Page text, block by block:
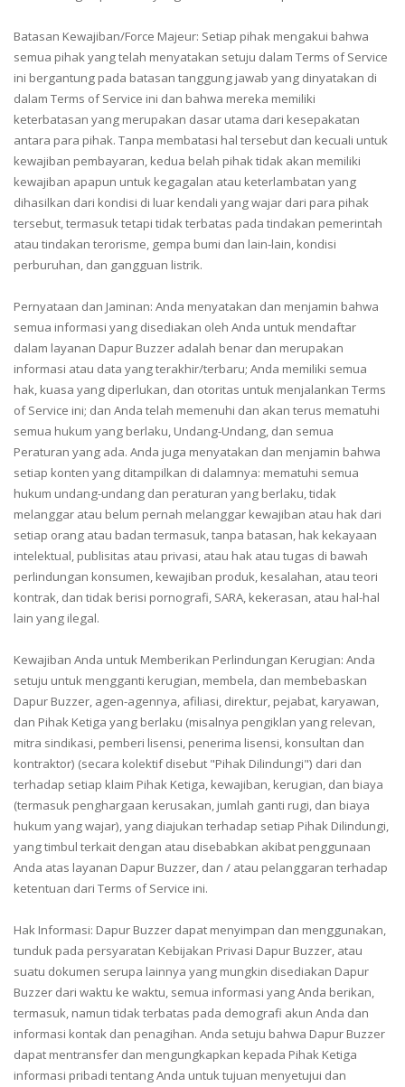
Batasan Kewajiban/Force Majeur: Setiap pihak mengakui bahwa
semua pihak yang telah menyatakan setuju dalam Terms of Service
ini bergantung pada batasan tanggung jawab yang dinyatakan di
dalam Terms of Service ini dan bahwa mereka memiliki
keterbatasan yang merupakan dasar utama dari kesepakatan
antara para pihak. Tanpa membatasi hal tersebut dan kecuali untuk
kewajiban pembayaran, kedua belah pihak tidak akan memiliki
kewajiban apapun untuk kegagalan atau keterlambatan yang
dihasilkan dari kondisi di luar kendali yang wajar dari para pihak
tersebut, termasuk tetapi tidak terbatas pada tindakan pemerintah
atau tindakan terorisme, gempa bumi dan lain-lain, kondisi
perburuhan, dan gangguan listrik.
Pernyataan dan Jaminan: Anda menyatakan dan menjamin bahwa
semua informasi yang disediakan oleh Anda untuk mendaftar
dalam layanan Dapur Buzzer adalah benar dan merupakan
informasi atau data yang terakhir/terbaru; Anda memiliki semua
hak, kuasa yang diperlukan, dan otoritas untuk menjalankan Terms
of Service ini; dan Anda telah memenuhi dan akan terus mematuhi
semua hukum yang berlaku, Undang-Undang, dan semua
Peraturan yang ada. Anda juga menyatakan dan menjamin bahwa
setiap konten yang ditampilkan di dalamnya: mematuhi semua
hukum undang-undang dan peraturan yang berlaku, tidak
melanggar atau belum pernah melanggar kewajiban atau hak dari
setiap orang atau badan termasuk, tanpa batasan, hak kekayaan
intelektual, publisitas atau privasi, atau hak atau tugas di bawah
perlindungan konsumen, kewajiban produk, kesalahan, atau teori
kontrak, dan tidak berisi pornografi, SARA, kekerasan, atau hal-hal
lain yang ilegal.
Kewajiban Anda untuk Memberikan Perlindungan Kerugian: Anda
setuju untuk mengganti kerugian, membela, dan membebaskan
Dapur Buzzer, agen-agennya, afiliasi, direktur, pejabat, karyawan,
dan Pihak Ketiga yang berlaku (misalnya pengiklan yang relevan,
mitra sindikasi, pemberi lisensi, penerima lisensi, konsultan dan
kontraktor) (secara kolektif disebut "Pihak Dilindungi") dari dan
terhadap setiap klaim Pihak Ketiga, kewajiban, kerugian, dan biaya
(termasuk penghargaan kerusakan, jumlah ganti rugi, dan biaya
hukum yang wajar), yang diajukan terhadap setiap Pihak Dilindungi,
yang timbul terkait dengan atau disebabkan akibat penggunaan
Anda atas layanan Dapur Buzzer, dan / atau pelanggaran terhadap
ketentuan dari Terms of Service ini.
Hak Informasi: Dapur Buzzer dapat menyimpan dan menggunakan,
tunduk pada persyaratan Kebijakan Privasi Dapur Buzzer, atau
suatu dokumen serupa lainnya yang mungkin disediakan Dapur
Buzzer dari waktu ke waktu, semua informasi yang Anda berikan,
termasuk, namun tidak terbatas pada demografi akun Anda dan
informasi kontak dan penagihan. Anda setuju bahwa Dapur Buzzer
dapat mentransfer dan mengungkapkan kepada Pihak Ketiga
informasi pribadi tentang Anda untuk tujuan menyetujui dan